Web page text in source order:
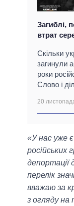
Загиблі,
втрат
Скільки
загинули
роки
Слово і
20
«У нас уже
російських
депортації
перелік
вважаю за
з огляду на